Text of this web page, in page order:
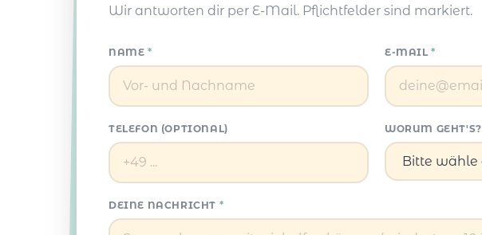
Wir antworten dir per E-Mail. Pflichtfelder sind markiert.
NAME * E-MAIL*
TELEFON (OPTIONAL) WORUM GEHT'S?
DEINE NACHRICHT *